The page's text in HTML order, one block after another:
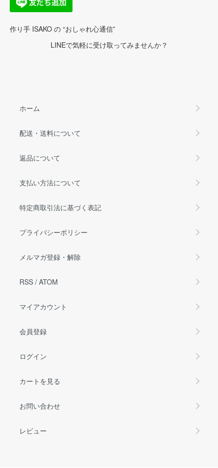
作り手 ISAKO の “おしゃれ心通信”
LINEで気軽に受け取ってみませんか？
ホーム
配送・送料について
返品について
支払い方法について
特定商取引法に基づく表記
プライバシーポリシー
メルマガ登録・解除
RSS / ATOM
マイアカウント
会員登録
ログイン
カートを見る
お問い合わせ
レビュー